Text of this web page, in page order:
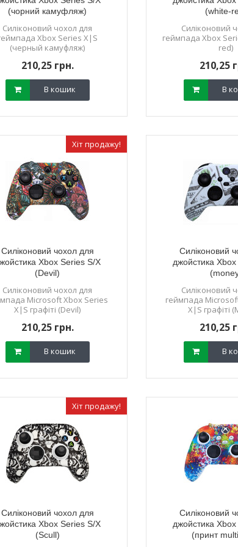
(чорний камуфляж)
Силіконовий чохол для
Xbox Series X|S
(черный камуфляж)
210,25 грн.
В кошик
(white-
Силіконовий
геймпада Xbox
red)
210,25
В
Хіт продажу!
Силіконовий чохол для
Xbox Series S/X
(Devil)
Силіконовий чохол для
Microsoft Xbox Series
X|S графіті (Devil)
210,25 грн.
В кошик
Силіконовий
джойстика
Силіконовий
геймпада
X|S графіті
210,25
В
Хіт продажу!
Силіконовий чохол для
Xbox Series S/X
(Scull)
Силіконовий
джойстика
(принт